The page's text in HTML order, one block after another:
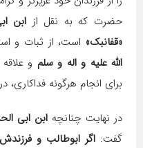
حضرت که به نقل از ابن
«قفانبک» است، از ثبات و
الله علیه و اله و سلم و
برای انجام هرگونه
در نهایت چنانچه ابن ابی
گفت:اگر ابوطالب و